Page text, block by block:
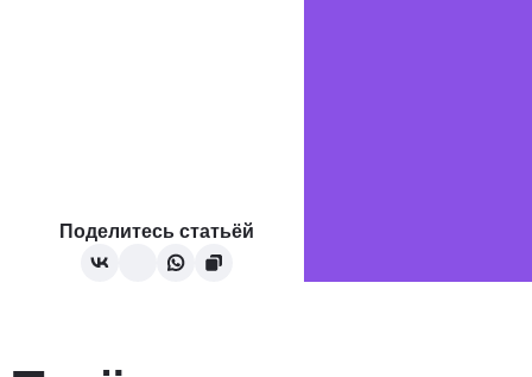
Поделитесь статьёй